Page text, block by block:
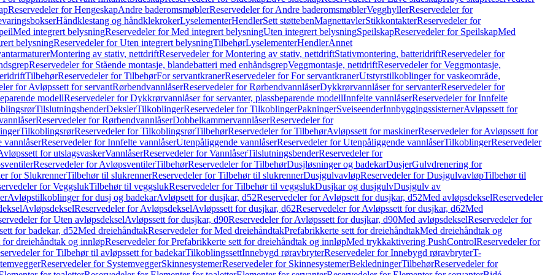
Reservedeler for HengeskapAndre baderomsmøblerReservedeler for Andre baderomsmøblerVegghyllerReservedeler for
Håndklestang og håndklekrokerLyselementerHendlerSett støttebenMagnettavlerStikkontakterReservedeler for
Med integrert belysningReservedeler for Med integrert belysningUten integrert belysningSpeilskapReservedeler for SpeilskapMed
belysningReservedeler for Uten integrert belysningTilbehørLyselementerHendlerAnnet
Montering av stativ, nettdriftReservedeler for Montering av stativ, nettdriftStativmontering, batteridriftReservedeler for
Reservedeler for Stående montasje, blandebatteri med enhåndsgrepVeggmontasje, nettdriftReservedeler for Veggmontasje,
TilbehørReservedeler for TilbehørFor servantkranerReservedeler for For servantkranerUtstyrstilkoblinger for vaskeområde,
for Avløpssett for servantRørbendvannlåserReservedeler for RørbendvannlåserDykkrørvannlåser for servanterReservedeler for
modellReservedeler for Dykkrørvannlåser for servanter, plassbeparende modellInnfelte vannlåserReservedeler for Innfelte
TilslutningsbenderDekslerTilkoblingerReservedeler for TilkoblingerPakningerSveiseenderInnbyggingssisternerAvløpssett for
Reservedeler for RørbendvannlåserDobbelkammervannlåserReservedeler for
TilkoblingsrørReservedeler for TilkoblingsrørTilbehørReservedeler for TilbehørAvløpssett for maskinerReservedeler for Avløpssett for
vannlåserReservedeler for Innfelte vannlåserUtenpåliggende vannlåserReservedeler for Utenpåliggende vannlåserTilkoblingerReservedeler
for utslagsvaskerVannlåserReservedeler for VannlåserTilslutningsbenderReservedeler for
Reservedeler for AvløpsventilerTilbehørReservedeler for TilbehørDusjløsninger og badekarDusjerGulvdrenering for
for SlukrennerTilbehør til slukrennerReservedeler for Tilbehør til slukrennerDusjgulvavløpReservedeler for DusjgulvavløpTilbehør til
for VeggslukTilbehør til veggslukReservedeler for Tilbehør til veggslukDusjkar og dusjgulvDusjgulv av
Avløpstilkoblinger for dusj og badekarAvløpsett for dusjkar, d52Reservedeler for Avløpsett for dusjkar, d52Med avløpsdekselReservedeler
AvløpsdekselReservedeler for AvløpsdekselAvløpssett for dusjkar, d62Reservedeler for Avløpssett for dusjkar, d62Med
for Uten avløpsdekselAvløpssett for dusjkar, d90Reservedeler for Avløpssett for dusjkar, d90Med avløpsdekselReservedeler for
for badekar, d52Med dreiehåndtakReservedeler for Med dreiehåndtakPrefabrikkerte sett for dreiehåndtakMed dreiehåndtak og
for dreiehåndtak og innløpReservedeler for Prefabrikkerte sett for dreiehåndtak og innløpMed trykkaktivering PushControlReservedeler for
for Tilbehør til avløpssett for badekarTilkoblingssettInnebygd røravbryterReservedeler for Innebygd røravbryterT-
Reservedeler for SystemveggerSkinnesystemerReservedeler for SkinnesystemerBekledningerTilbehørReservedeler for